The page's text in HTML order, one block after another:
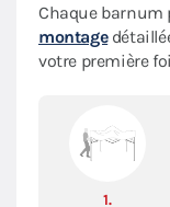
Chaque barnum
montage
votre première
1.